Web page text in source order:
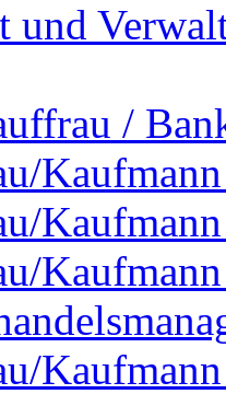
und
/